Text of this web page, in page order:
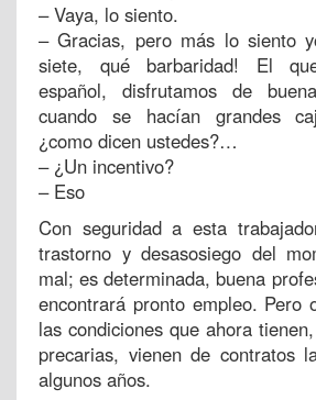
– Vaya, lo siento.
– Gracias, pero más lo siento
siete, qué barbaridad! El
español, disfrutamos de
cuando se hacían grandes
¿como dicen ustedes?…
– ¿Un incentivo?
– Eso
Con seguridad a esta
trastorno y desasosiego del
mal; es determinada, buena
encontrará pronto empleo. Pero
las condiciones que ahora
precarias, vienen de contratos
algunos años.